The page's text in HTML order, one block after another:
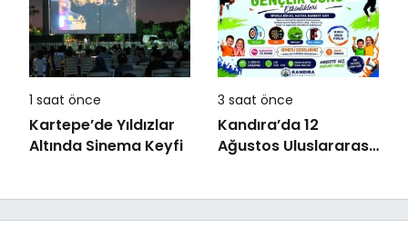
1 saat önce
Kartepe’de Yıldızlar
Altında Sinema Keyfi
3 saat önce
Kandıra’da 12
Ağustos Uluslararası